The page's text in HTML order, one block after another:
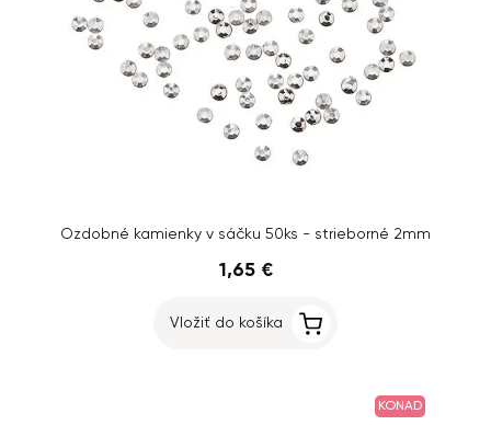
Ozdobné kamienky v sáčku 50ks - strieborné 2mm
1,65 €
Vložiť do košíka
KONAD